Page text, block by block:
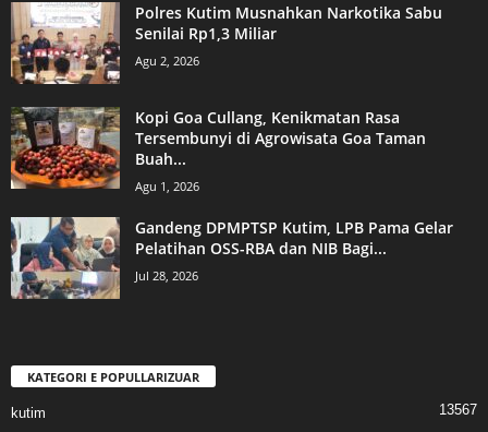
Polres Kutim Musnahkan Narkotika Sabu
Senilai Rp1,3 Miliar
Agu 2, 2026
Kopi Goa Cullang, Kenikmatan Rasa
Tersembunyi di Agrowisata Goa Taman
Buah...
Agu 1, 2026
Gandeng DPMPTSP Kutim, LPB Pama Gelar
Pelatihan OSS-RBA dan NIB Bagi...
Jul 28, 2026
KATEGORI E POPULLARIZUAR
kutim 13567